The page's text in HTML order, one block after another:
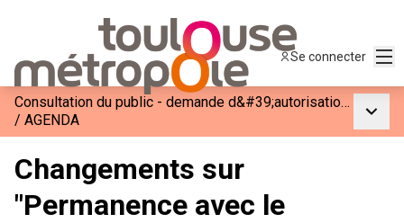
Se connecter
Consultation du public - demande d&#39;autorisation environnementale pour l&#39;aménagement d&#39;un site de maintenance et de démantèlement aéronautique sur l&#39;aéroport de Toulouse Francazal à Cugnaux
/ AGENDA
Changements sur
"Permanence avec le